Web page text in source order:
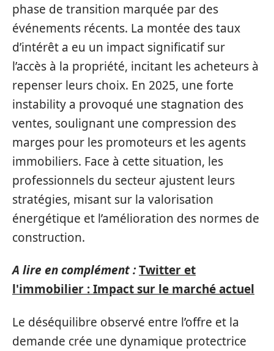
phase de transition marquée par des
événements récents. La montée des taux
d’intérêt a eu un impact significatif sur
l’accès à la propriété, incitant les acheteurs à
repenser leurs choix. En 2025, une forte
instability a provoqué une stagnation des
ventes, soulignant une compression des
marges pour les promoteurs et les agents
immobiliers. Face à cette situation, les
professionnels du secteur ajustent leurs
stratégies, misant sur la valorisation
énergétique et l’amélioration des normes de
construction.
A lire en complément :Twitter et
l'immobilier : Impact sur le marché actuel
Le déséquilibre observé entre l’offre et la
demande crée une dynamique protectrice